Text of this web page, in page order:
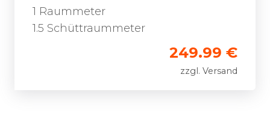
1 Raummeter
1.5 Schüttraummeter
249.99 €
zzgl. Versand